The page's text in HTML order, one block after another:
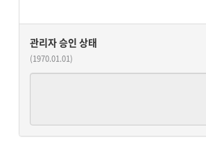
관리자 승인 상태
(1970.01.01)